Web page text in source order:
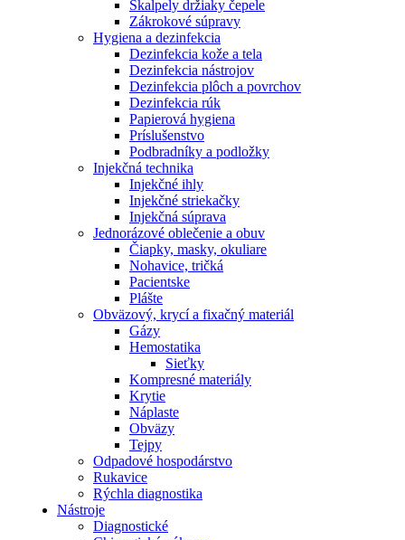
Skalpely držiaky čepele
Zákrokové súpravy
Hygiena a dezinfekcia
Dezinfekcia kože a tela
Dezinfekcia nástrojov
Dezinfekcia plôch a povrchov
Dezinfekcia rúk
Papierová hygiena
Príslušenstvo
Podbradníky a podložky
Injekčná technika
Injekčné ihly
Injekčné striekačky
Injekčná súprava
Jednorázové oblečenie a obuv
Čiapky, masky, okuliare
Nohavice, tričká
Pacientske
Plášte
Obväzový, krycí a fixačný materiál
Gázy
Hemostatika
Sieťky
Kompresné materiály
Krytie
Náplaste
Obväzy
Tejpy
Odpadové hospodárstvo
Rukavice
Rýchla diagnostika
Nástroje
Diagnostické